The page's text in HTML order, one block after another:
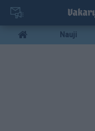
Pereiti
pagrindinį
turinį
Mobile
menu
Nauji